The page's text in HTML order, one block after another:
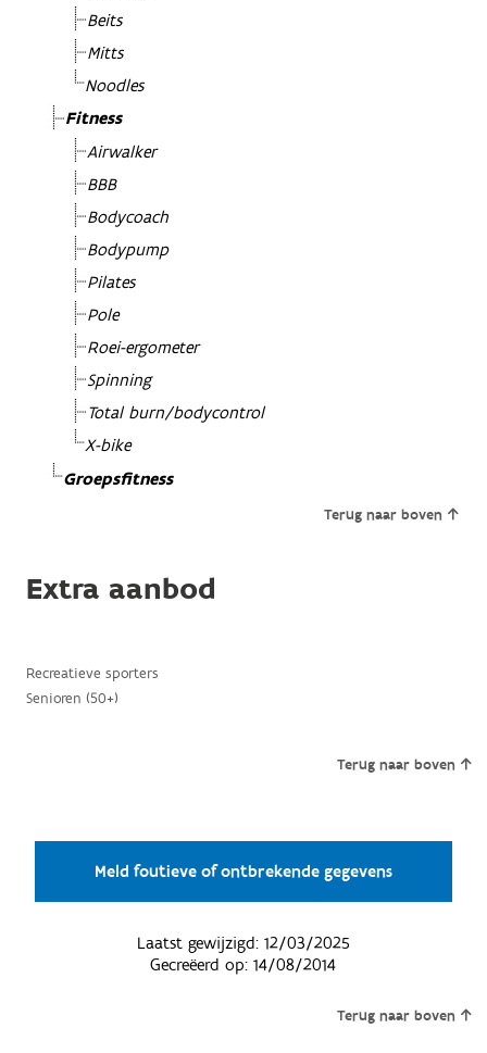
Beits
Mitts
Noodles
Fitness
Airwalker
BBB
Bodycoach
Bodypump
Pilates
Pole
Roei-ergometer
Spinning
Total burn/bodycontrol
X-bike
Groepsfitness
Terug naar boven
Extra aanbod
Recreatieve sporters
Senioren (50+)
Terug naar boven
Meld foutieve of ontbrekende gegevens
Laatst gewijzigd: 12/03/2025
Gecreëerd op:14/08/2014
Terug naar boven